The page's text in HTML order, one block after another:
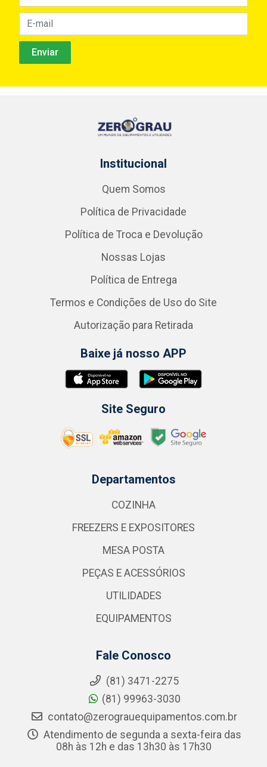
Institucional
Quem Somos
Política de Privacidade
Política de Troca e Devolução
Nossas Lojas
Política de Entrega
Termos e Condições de Uso do Site
Autorização para Retirada
Baixe já nosso APP
Site Seguro
Departamentos
COZINHA
FREEZERS E EXPOSITORES
MESA POSTA
PEÇAS E ACESSÓRIOS
UTILIDADES
EQUIPAMENTOS
Fale Conosco
(81) 3471-2275
(81) 99963-3030
contato@zerograuequipamentos.com.br
Atendimento de segunda a sexta-feira das
08h às 12h e das 13h30 às 17h30